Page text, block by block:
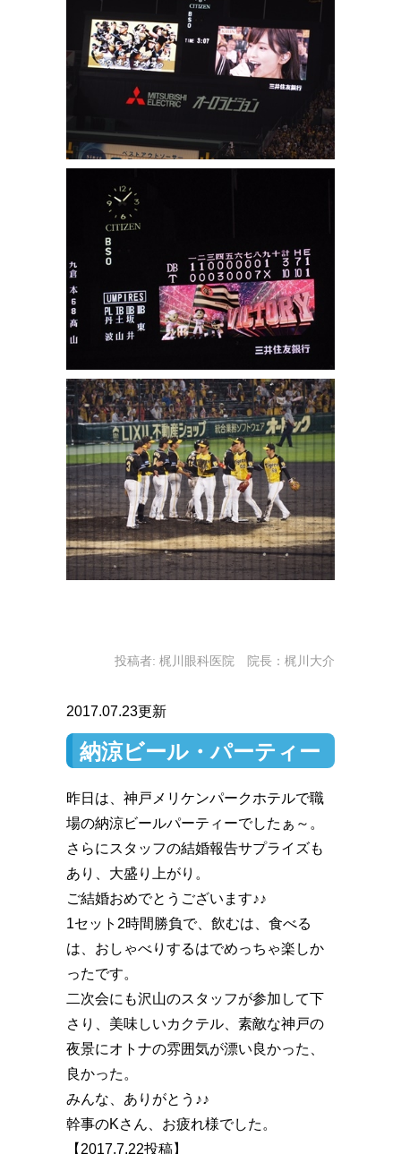
投稿者: 梶川眼科医院 院長：梶川大介
2017.07.23更新
納涼ビール・パーティー
昨日は、神戸メリケンパークホテルで職
場の納涼ビールパーティーでしたぁ～。
さらにスタッフの結婚報告サプライズも
あり、大盛り上がり。
ご結婚おめでとうございます♪♪
1セット2時間勝負で、飲むは、食べる
は、おしゃべりするはでめっちゃ楽しか
ったです。
二次会にも沢山のスタッフが参加して下
さり、美味しいカクテル、素敵な神戸の
夜景にオトナの雰囲気が漂い良かった、
良かった。
みんな、ありがとう♪♪
幹事のKさん、お疲れ様でした。
【2017.7.22投稿】